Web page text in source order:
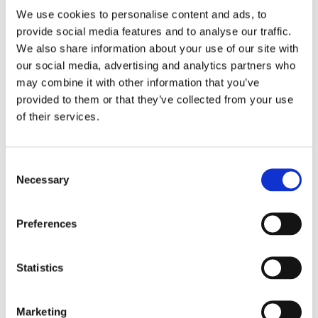
We use cookies to personalise content and ads, to
provide social media features and to analyse our traffic.
We also share information about your use of our site with
our social media, advertising and analytics partners who
may combine it with other information that you’ve
provided to them or that they’ve collected from your use
of their services.
Selection
Necessary
Preferences
Statistics
Marketing
Zur
Wunschliste
hinzufügen
€ 3,99
Philips Jacobszoon
HINZUFÜGEN